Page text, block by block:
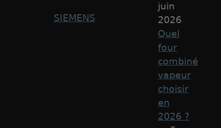
SIEMENS
juin
2026
Quel
four
combiné
vapeur
choisir
en
2026 ?